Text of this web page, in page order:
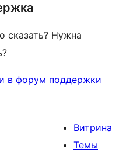
сказать? Нужна
в форум поддержки
Витрина
Темы